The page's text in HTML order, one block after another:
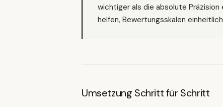
wichtiger als die absolute Präzision
helfen, Bewertungsskalen
Umsetzung Schritt für Schritt